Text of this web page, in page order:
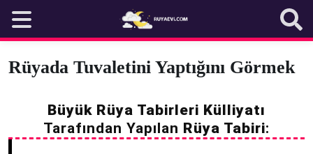
content
Rüyada Tuvaletini Yaptığını Görmek
Büyük Rüya Tabirleri Külliyatı
Tarafından Yapılan Rüya Tabiri: